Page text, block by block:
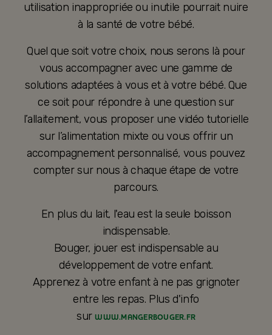
utilisation inappropriée ou inutile pourrait nuire
à la santé de votre bébé.
Quel que soit votre choix, nous serons là pour
vous accompagner avec une gamme de
solutions adaptées à vous et à votre bébé. Que
ce soit pour répondre à une question sur
l’allaitement, vous proposer une vidéo tutorielle
sur l’alimentation mixte ou vous offrir un
accompagnement personnalisé, vous pouvez
compter sur nous à chaque étape de votre
parcours.
En plus du lait, l'eau est la seule boisson
indispensable.
Bouger, jouer est indispensable au
développement de votre enfant.
Apprenez à votre enfant à ne pas grignoter
entre les repas. Plus d'info
surWWW.MANGERBOUGER.FR